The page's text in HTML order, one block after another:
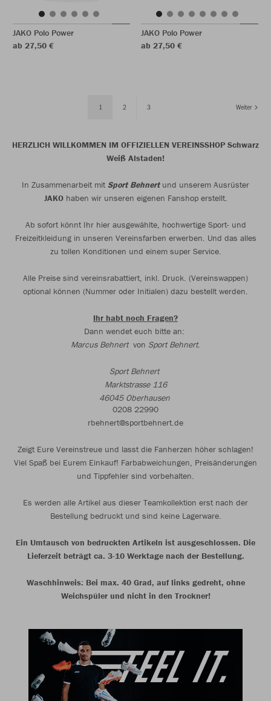
JAKO Polo Power
ab 27,50 €
JAKO Polo Power
ab 27,50 €
1 2 3 Weiter
HERZLICH WILLKOMMEN IM OFFIZIELLEN VEREINSSHOP Schwarz
Weiß Alstaden!
In Zusammenarbeit mit Sport Behnertund unserem Ausrüster
JAKOhaben wir unseren eigenen Fanshop erstellt.
Ab sofort könnt Ihr hier ausgewählte, hochwertige Sport- und
Freizeitkleidung in unseren Vereinsfarben erwerben. Und das alles
zu tollen Konditionen und einem super Service.
Alle Preise sind vereinsrabattiert, inkl. Druck. (Vereinswappen)
optional können (Nummer oder Initialen) dazu bestellt werden.
Ihr habt noch Fragen?
Dann wendet euch bitte an:
Marcus Behnert von Sport Behnert.
Sport Behnert
Marktstrasse 116
46045 Oberhausen
0208 22990
rbehnert@sportbehnert.de
Zeigt Eure Vereinstreue und lasst die Fanherzen höher schlagen!
Viel Spaß bei Eurem Einkauf! Farbabweichungen, Preisänderungen
und Tippfehler sind vorbehalten.
Es werden alle Artikel aus dieser Teamkollektion erst nach der
Bestellung bedruckt und sind keine Lagerware.
Ein Umtausch von bedruckten Artikeln ist ausgeschlossen. Die
Lieferzeit beträgt ca. 3-10 Werktage nach der Bestellung.
Waschhinweis: Bei max. 40 Grad, auf links gedreht, ohne
Weichspüler und nicht in den Trockner!